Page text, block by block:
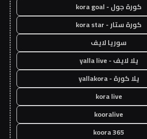
كورة جول - kora goal
كورة ستار - kora star
سوريا لايف
يلا لايف - yalla live
يلا كورة - yallakora
kora live
kooralive
koora 365